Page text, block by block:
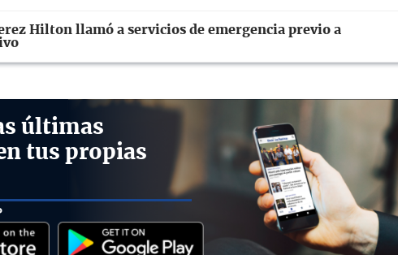
Hilton llamó a servicios de emergencia previo a
últimas
tus propias